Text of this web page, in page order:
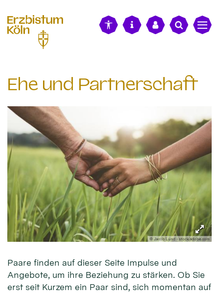
Ehe und Partnerschaft
© Jacob Lund - stock.adobe.com
Paare finden auf dieser Seite Impulse und
Angebote, um ihre Beziehung zu stärken. Ob Sie
erst seit Kurzem ein Paar sind, sich momentan auf